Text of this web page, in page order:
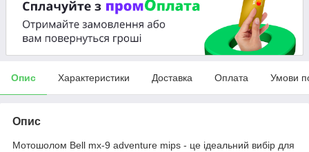
Опис Характеристики Доставка Оплата Умови
Опис
Мотошолом Bell mx-9 adventure mips - це ідеальний вибір для